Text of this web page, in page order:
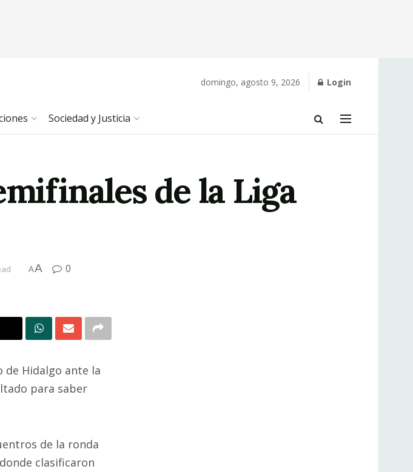
domingo, agosto 9, 2026 Login
Sociedad y Justicia
de la Liga
AA 0
de Hidalgo ante la
para saber
de la ronda
clasificaron